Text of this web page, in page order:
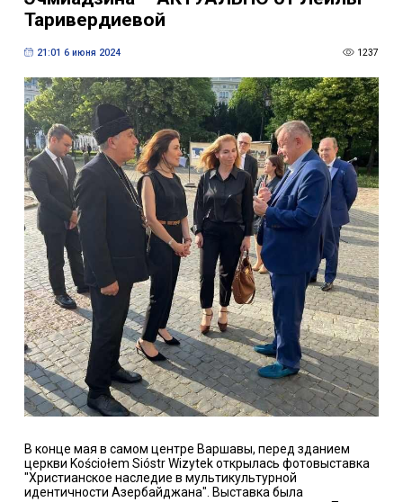
Таривердиевой
21:01 6 июня 2024 1237
В конце мая в самом центре Варшавы, перед зданием
церкви Kościołem Sióstr Wizytek открылась фотовыставка
"Христианское наследие в мультикультурной
идентичности Азербайджана". Выставка была